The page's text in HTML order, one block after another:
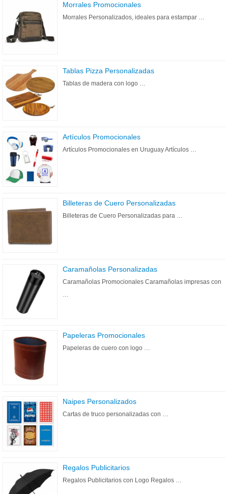
Morrales Promocionales
Morrales Personalizados, ideales para estampar …
Tablas Pizza Personalizadas
Tablas de madera con logo …
Artículos Promocionales
Artículos Promocionales en Uruguay Artículos …
Billeteras de Cuero Personalizadas
Billeteras de Cuero Personalizadas para …
Caramañolas Personalizadas
Caramañolas Promocionales Caramañolas impresas con
…
Papeleras Promocionales
Papeleras de cuero con logo …
Naipes Personalizados
Cartas de truco personalizadas con …
Regalos Publicitarios
Regalos Publicitarios con Logo Regalos …